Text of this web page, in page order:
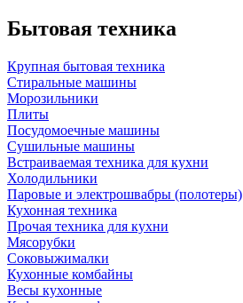
Бытовая техника
Крупная бытовая техника
Стиральные машины
Морозильники
Плиты
Посудомоечные машины
Сушильные машины
Встраиваемая техника для кухни
Холодильники
Паровые и электрошвабры (полотеры)
Кухонная техника
Прочая техника для кухни
Мясорубки
Соковыжималки
Кухонные комбайны
Весы кухонные